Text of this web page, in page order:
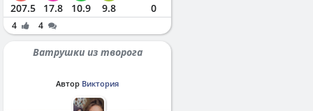
207.5 17.8 10.9 9.8 0
4 4
Ватрушки из творога
Автор Виктория